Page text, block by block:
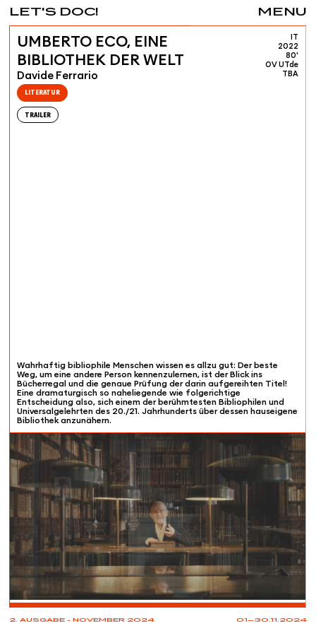
01—30.11.2024
2. AUSGABE - NOVEMBER 2024
MENU
LET'S DOC!
UMBERTO ECO, EINE
BIBLIOTHEK DER WELT
Davide Ferrario
LITERATUR
TRAILER
IT
2022
80'
OV UTde
TBA
Wahrhaftig bibliophile Menschen wissen es allzu gut: Der beste
Weg, um eine andere Person kennenzulernen, ist der Blick ins
Bücherregal und die genaue Prüfung der darin aufgereihten Titel!
Eine dramaturgisch so naheliegende wie folgerichtige
Entscheidung also, sich einem der berühmtesten Bibliophilen und
Universalgelehrten des 20./21. Jahrhunderts über dessen hauseigene
Bibliothek anzunähern.